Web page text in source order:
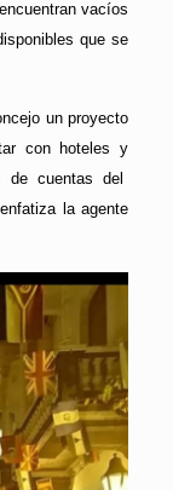
vacíos
que se
un proyecto
con hoteles y
cuentas del
la agente